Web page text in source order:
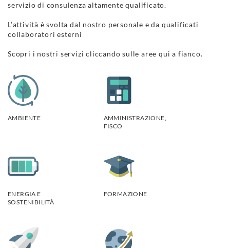
servizio di consulenza altamente qualificato.
L’attività è svolta dal nostro personale e da qualificati
collaboratori esterni
Scopri i nostri servizi cliccando sulle aree qui a fianco.
AMBIENTE
AMMINISTRAZIONE,
FISCO
ENERGIA E
SOSTENIBILITÀ
FORMAZIONE